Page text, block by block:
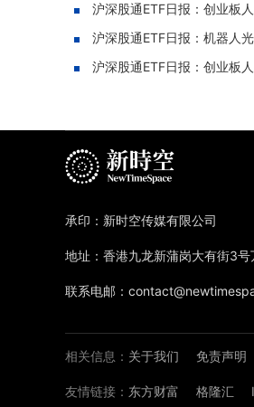
沪深股通ETF日报：创业板
沪深股通ETF日报：机器人
沪深股通ETF日报：创业板
相关信息： 关于我们 免责声明
友情链接： 东方财富 格隆汇
承印：新时空传媒有限公司
地址：香港九龙新蒲岗大有街3
联系电邮：